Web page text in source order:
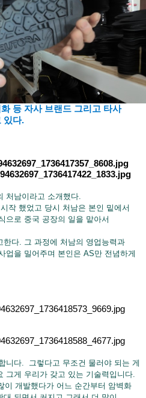
등 자사 브랜드 그리고 타사
있다.
처남이라고 소개했다.
작 했었고 당시 처남은 본인 밑에서
으로 중국 공장의 일을 맡아서
한다.​ 그 과정에 처남의 영업능력과
업을 밀어주며 본인은 AS만 전념하게
니다. 그렇다고 무조건 물러야 되는 게
그게 우리가 갖고 있는 기술력입니다.
이 개발했다가 어느 순간부터 암벽화